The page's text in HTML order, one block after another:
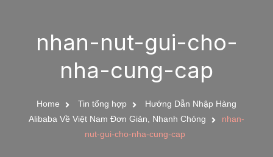
nhan-nut-gui-cho-
nha-cung-cap
Home Tin tổng hợp
Hướng Dẫn Nhập Hàng
Alibaba Về Việt Nam Đơn Giản, Nhanh Chóng
nhan-
nut-gui-cho-nha-cung-cap